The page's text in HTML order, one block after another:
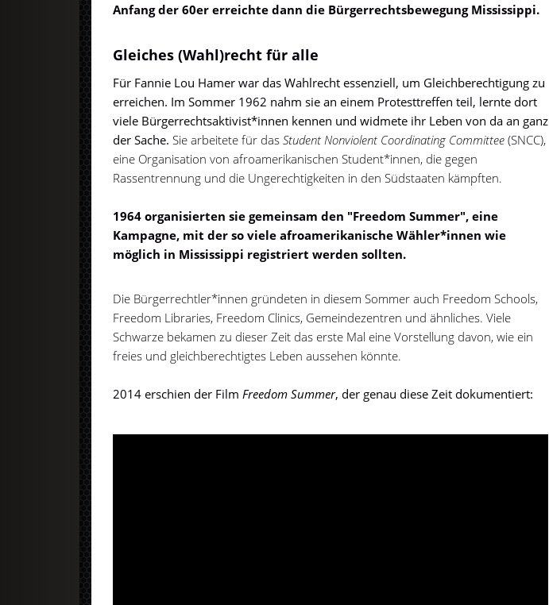
Anfang der 60er erreichte dann die Bürgerrechtsbewegung Mississippi.
Gleiches (Wahl)recht für alle
Für Fannie Lou Hamer war das Wahlrecht essenziell, um Gleichberechtigung zu
erreichen. Im Sommer 1962 nahm sie an einem Protesttreffen teil, lernte dort
viele Bürgerrechtsaktivist*innen kennen und widmete ihr Leben von da an ganz
der Sache.Sie arbeitete für dasStudent Nonviolent Coordinating Committee (SNCC),
eine Organisation von afroamerikanischen Student*innen, die gegen
Rassentrennung und die Ungerechtigkeiten in den Südstaaten kämpften.
1964 organisierten sie gemeinsam den "Freedom Summer", eine
Kampagne, mit der so viele afroamerikanische Wähler*innen wie
möglich in Mississippi registriert werden sollten.
Die Bürgerrechtler*innen gründeten in diesem Sommer auch Freedom Schools,
Freedom Libraries, Freedom Clinics, Gemeindezentren und ähnliches. Viele
Schwarze bekamen zu dieser Zeit das erste Mal eine Vorstellung davon, wie ein
freies und gleichberechtigtes Leben aussehen könnte.
2014 erschien der Film Freedom Summer, der genau diese Zeit dokumentiert: